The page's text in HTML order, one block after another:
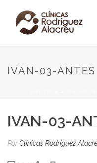
IVAN-03-ANTES
IVAN-03-
PorClínicas Rodríguez